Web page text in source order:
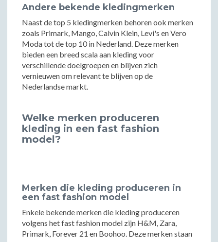
Andere bekende kledingmerken
Naast de top 5 kledingmerken behoren ook merken
zoals Primark, Mango, Calvin Klein, Levi's en Vero
Moda tot de top 10 in Nederland. Deze merken
bieden een breed scala aan kleding voor
verschillende doelgroepen en blijven zich
vernieuwen om relevant te blijven op de
Nederlandse markt.
Welke merken produceren
kleding in een fast fashion
model?
Merken die kleding produceren in
een fast fashion model
Enkele bekende merken die kleding produceren
volgens het fast fashion model zijn H&M, Zara,
Primark, Forever 21 en Boohoo. Deze merken staan